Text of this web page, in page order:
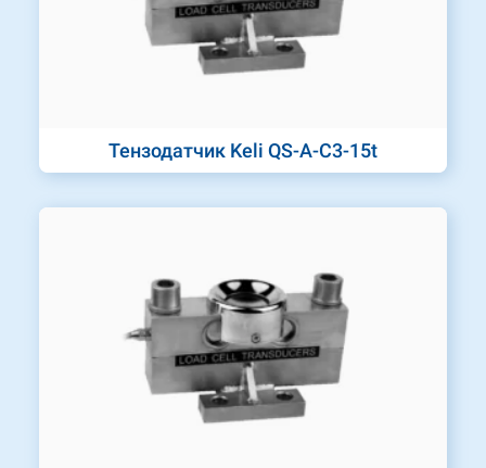
Тензодатчик Keli QS-A-C3-15t